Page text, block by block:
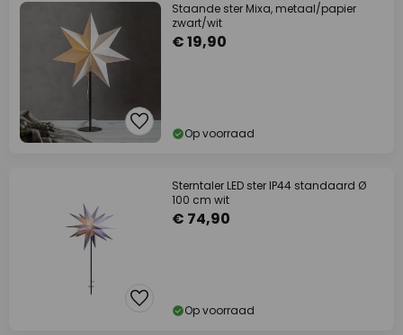
Staande ster Mixa, metaal/papier
zwart/wit
€ 19,90
Op voorraad
Sterntaler LED ster IP44 standaard Ø
100 cm wit
€ 74,90
Op voorraad